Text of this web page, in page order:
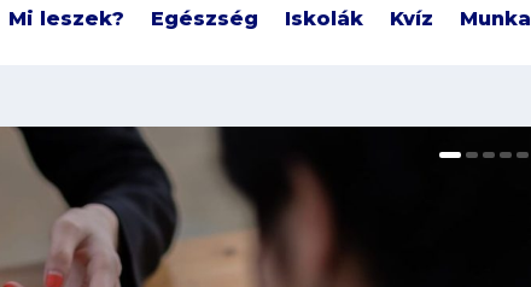
Mi leszek? Egészség Iskolák Kvíz Munka